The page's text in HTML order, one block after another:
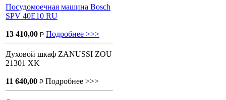
Посудомоечная машина Bosch
SPV 40E10 RU
13 410,00 P Подробнее >>>
Духовой шкаф ZANUSSI ZOU
21301 XK
11 640,00 P Подробнее >>>